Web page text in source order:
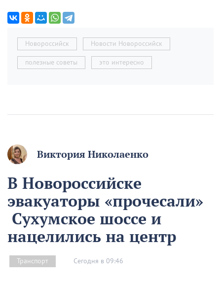
Новороссийск Новости Новороссийск
полезные советы это интересно
Виктория Николаенко
В Новороссийске
эвакуаторы «прочесали»
Сухумское шоссе и
нацелились на центр
Транспорт Сегодня в 09:46